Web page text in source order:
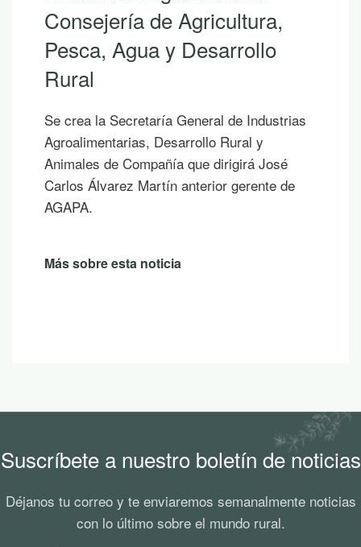
Consejería de Agricultura,
Pesca, Agua y Desarrollo
Rural
Se crea la Secretaría General de Industrias
Agroalimentarias, Desarrollo Rural y
Animales de Compañía que dirigirá José
Carlos Álvarez Martín anterior gerente de
AGAPA.
Más sobre esta noticia
Suscríbete a nuestro boletín de noticias
Déjanos tu correo y te enviaremos semanalmente noticias
con lo último sobre el mundo rural.